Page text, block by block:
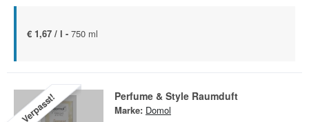
€ 1,67 / l - 750 ml
Verpasst! Perfume & Style Raumduft
Marke: Domol